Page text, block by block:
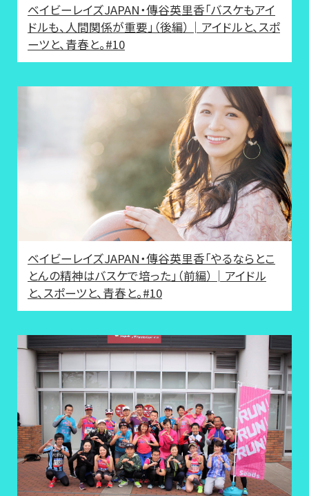
ベイビーレイズJAPAN・傳谷英里香「バスケもアイ
ドルも、人間関係が重要」（後編）│アイドルと、スポ
ーツと、青春と。#10
ベイビーレイズJAPAN・傳谷英里香「やるならとこ
とんの精神はバスケで培った」（前編）│アイドル
と、スポーツと、青春と。#10